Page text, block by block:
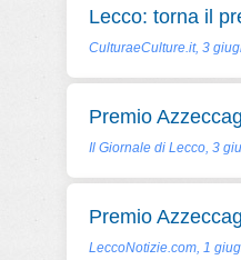
Lecco: torna il
CulturaeCulture.it, 3
Premio
Il Giornale di Lecco, 3
Premio
LeccoNotizie.com, 1